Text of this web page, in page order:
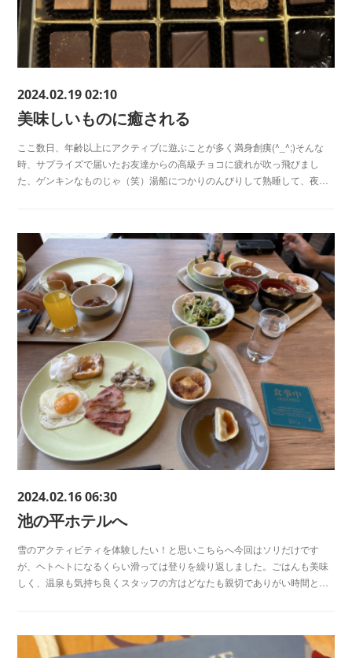
2024.02.19 02:10
美味しいものに癒される
ここ数日、年齢以上にアクティブに遊ぶことが多く満身創痍(^_^;)そんな
時、サプライズで届いたお友達からの高級チョコに疲れが吹っ飛びまし
た、ゲンキンなものじゃ（笑）湯船につかりのんびりして熟睡して、夜…
2024.02.16 06:30
池の平ホテルへ
雪のアクティビティを体験したい！と思いこちらへ今回はソリだけです
が、ヘトヘトになるくらい滑っては登りを繰り返しました。ごはんも美味
しく、温泉も気持ち良くスタッフの方はどなたも親切でありがい時間と…